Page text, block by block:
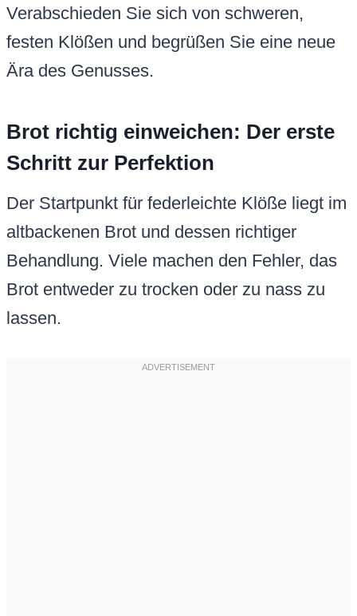
Verabschieden Sie sich von schweren,
festen Klößen und begrüßen Sie eine neue
Ära des Genusses.
Brot richtig einweichen: Der erste
Schritt zur Perfektion
Der Startpunkt für federleichte Klöße liegt im
altbackenen Brot und dessen richtiger
Behandlung. Viele machen den Fehler, das
Brot entweder zu trocken oder zu nass zu
lassen.